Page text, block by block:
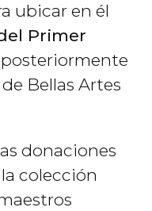
ubicar en él
Primer
posteriormente
Bellas Artes
donaciones
colección